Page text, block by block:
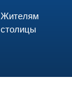
Жителям
столицы